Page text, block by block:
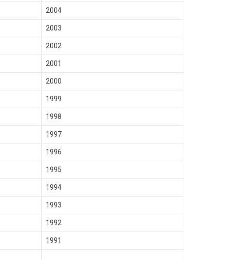
2004
2003
2002
2001
2000
1999
1998
1997
1996
1995
1994
1993
1992
1991